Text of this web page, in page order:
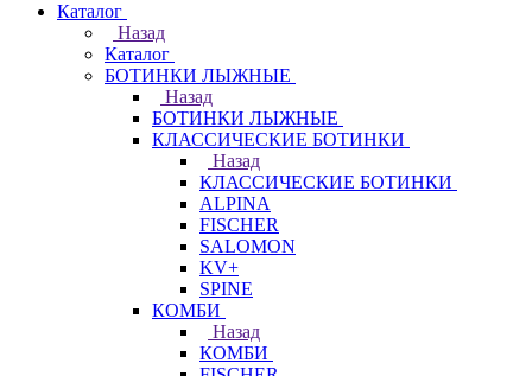
Каталог
Назад
Каталог
БОТИНКИ ЛЫЖНЫЕ
Назад
БОТИНКИ ЛЫЖНЫЕ
КЛАССИЧЕСКИЕ БОТИНКИ
Назад
КЛАССИЧЕСКИЕ БОТИНКИ
ALPINA
FISCHER
SALOMON
KV+
SPINE
КОМБИ
Назад
КОМБИ